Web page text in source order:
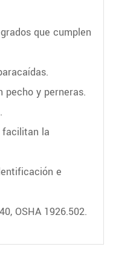
que cumplen
pecho y perneras.
facilitan la
e
OSHA 1926.502.